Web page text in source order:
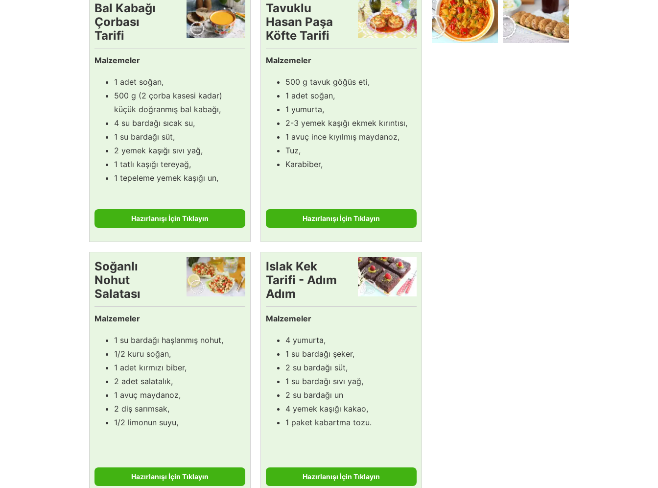
Bal Kabağı
Çorbası
Tarifi
Malzemeler
1 adet soğan,
500 g (2 çorba kasesi kadar)
küçük doğranmış bal kabağı,
4 su bardağı sıcak su,
1 su bardağı süt,
2 yemek kaşığı sıvı yağ,
1 tatlı kaşığı tereyağ,
1 tepeleme yemek kaşığı un,
Hazırlanışı İçin Tıklayın
Tavuklu
Hasan Paşa
Köfte Tarifi
Malzemeler
500 g tavuk göğüs eti,
1 adet soğan,
1 yumurta,
2-3 yemek kaşığı ekmek kırıntısı,
1 avuç ince kıyılmış maydanoz,
Tuz,
Karabiber,
Hazırlanışı İçin Tıklayın
Soğanlı
Nohut
Salatası
Tarifi
Malzemeler
1 su bardağı haşlanmış nohut,
1/2 kuru soğan,
1 adet kırmızı biber,
2 adet salatalık,
1 avuç maydanoz,
2 diş sarımsak,
1/2 limonun suyu,
Hazırlanışı İçin Tıklayın
Islak Kek
Tarifi - Adım
Adım
Videolu
Anlatım!
Malzemeler
4 yumurta,
1 su bardağı şeker,
2 su bardağı süt,
1 su bardağı sıvı yağ,
2 su bardağı un
4 yemek kaşığı kakao,
1 paket kabartma tozu.
Hazırlanışı İçin Tıklayın